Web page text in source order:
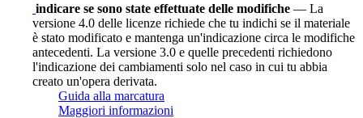
indicare se sono state effettuate delle modifiche — La
versione 4.0 delle licenze richiede che tu indichi se il materiale
è stato modificato e mantenga un'indicazione circa le modifiche
antecedenti. La versione 3.0 e quelle precedenti richiedono
l'indicazione dei cambiamenti solo nel caso in cui tu abbia
creato un'opera derivata.
Guida alla marcatura
Maggiori informazioni